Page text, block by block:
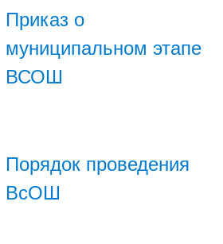
Приказ о
муниципальном этапе
ВСОШ
Порядок проведения
ВсОШ